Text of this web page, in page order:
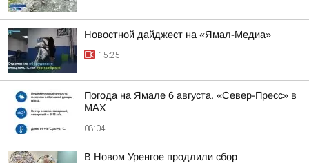
Новостной дайджест на «Ямал-Медиа»
15:25
Погода на Ямале 6 августа. «Север-Пресс» в
MAX
08:04
В Новом Уренгое продлили сбор